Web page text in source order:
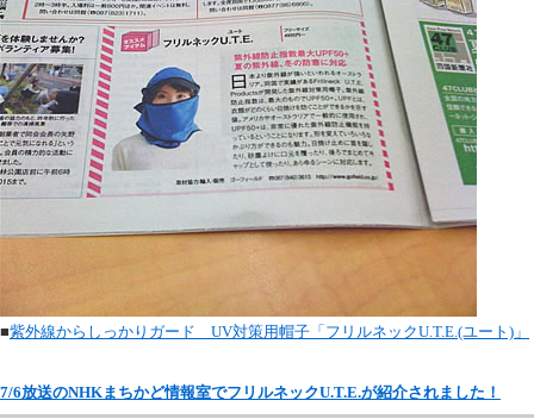
■紫外線からしっかりガード UV対策用帽子「フリルネックU.T.E.(ユート)」
7/6放送のNHKまちかど情報室でフリルネックU.T.E.が紹介されました！